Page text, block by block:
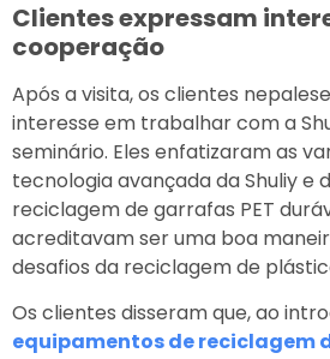
Clientes expressam
cooperação
Após a visita, os clientes
interesse em trabalhar com a
seminário. Eles enfatizaram as
tecnologia avançada da Shuliy e
reciclagem de garrafas PET
acreditavam ser uma boa
desafios da reciclagem de
Os clientes disseram que, ao
equipamentos de reciclagem